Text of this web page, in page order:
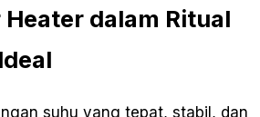
dalam Ritual
suhu yang tepat, stabil, dan